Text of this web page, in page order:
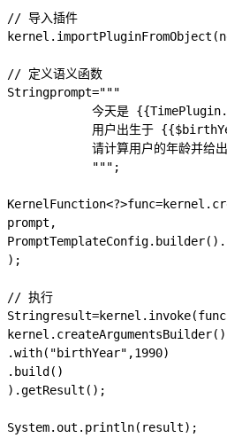
// 导入插件
kernel . importPluginFromObject (
// 定义语义函数
Stringprompt="""
今天是
用户出生于
请计算用户的年龄并给
            """
;
KernelFunction<?>func=kernel .
prompt ,
PromptTemplateConfig. builder().
);
// 执行
Stringresult=kernel . invoke(func
kernel . createArgumentsBuilder()
.with( "birthYear" ,1990)
. build ()
).getResult ();
System. out . println( result);